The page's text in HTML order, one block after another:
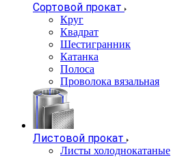
Сортовой прокат
Круг
Квадрат
Шестигранник
Катанка
Полоса
Проволока вязальная
Листовой прокат
Листы холоднокатаные